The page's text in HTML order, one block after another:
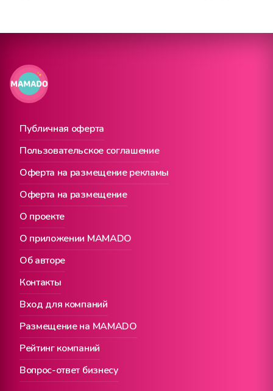
Публичная оферта
О проекте
Вход для компаний
Пользовательское соглашение
О приложении MAMADO
Размещение на MAMADO
Оферта на размещение рекламы
Об авторе
Рейтинг компаний
Оферта на размещение
Контакты
Вопрос-ответ бизнесу